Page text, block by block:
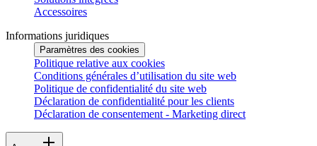
Accessoires
Informations juridiques
Paramètres des cookies
Politique relative aux cookies
Conditions générales d’utilisation du site web
Politique de confidentialité du site web
Déclaration de confidentialité pour les clients
Déclaration de consentement - Marketing direct